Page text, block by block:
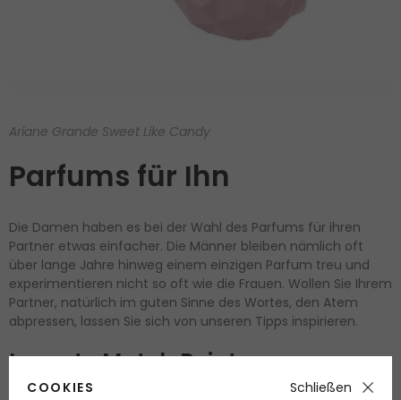
Ariane Grande Sweet Like Candy
Parfums für Ihn
Die Damen haben es bei der Wahl des Parfums für ihren
Partner etwas einfacher. Die Männer bleiben nämlich oft
über lange Jahre hinweg einem einzigen Parfum treu und
experimentieren nicht so oft wie die Frauen. Wollen Sie Ihrem
Partner, natürlich im guten Sinne des Wortes, den Atem
abpressen, lassen Sie sich von unseren Tipps inspirieren.
Lacoste Match Point
COOKIES Schließen